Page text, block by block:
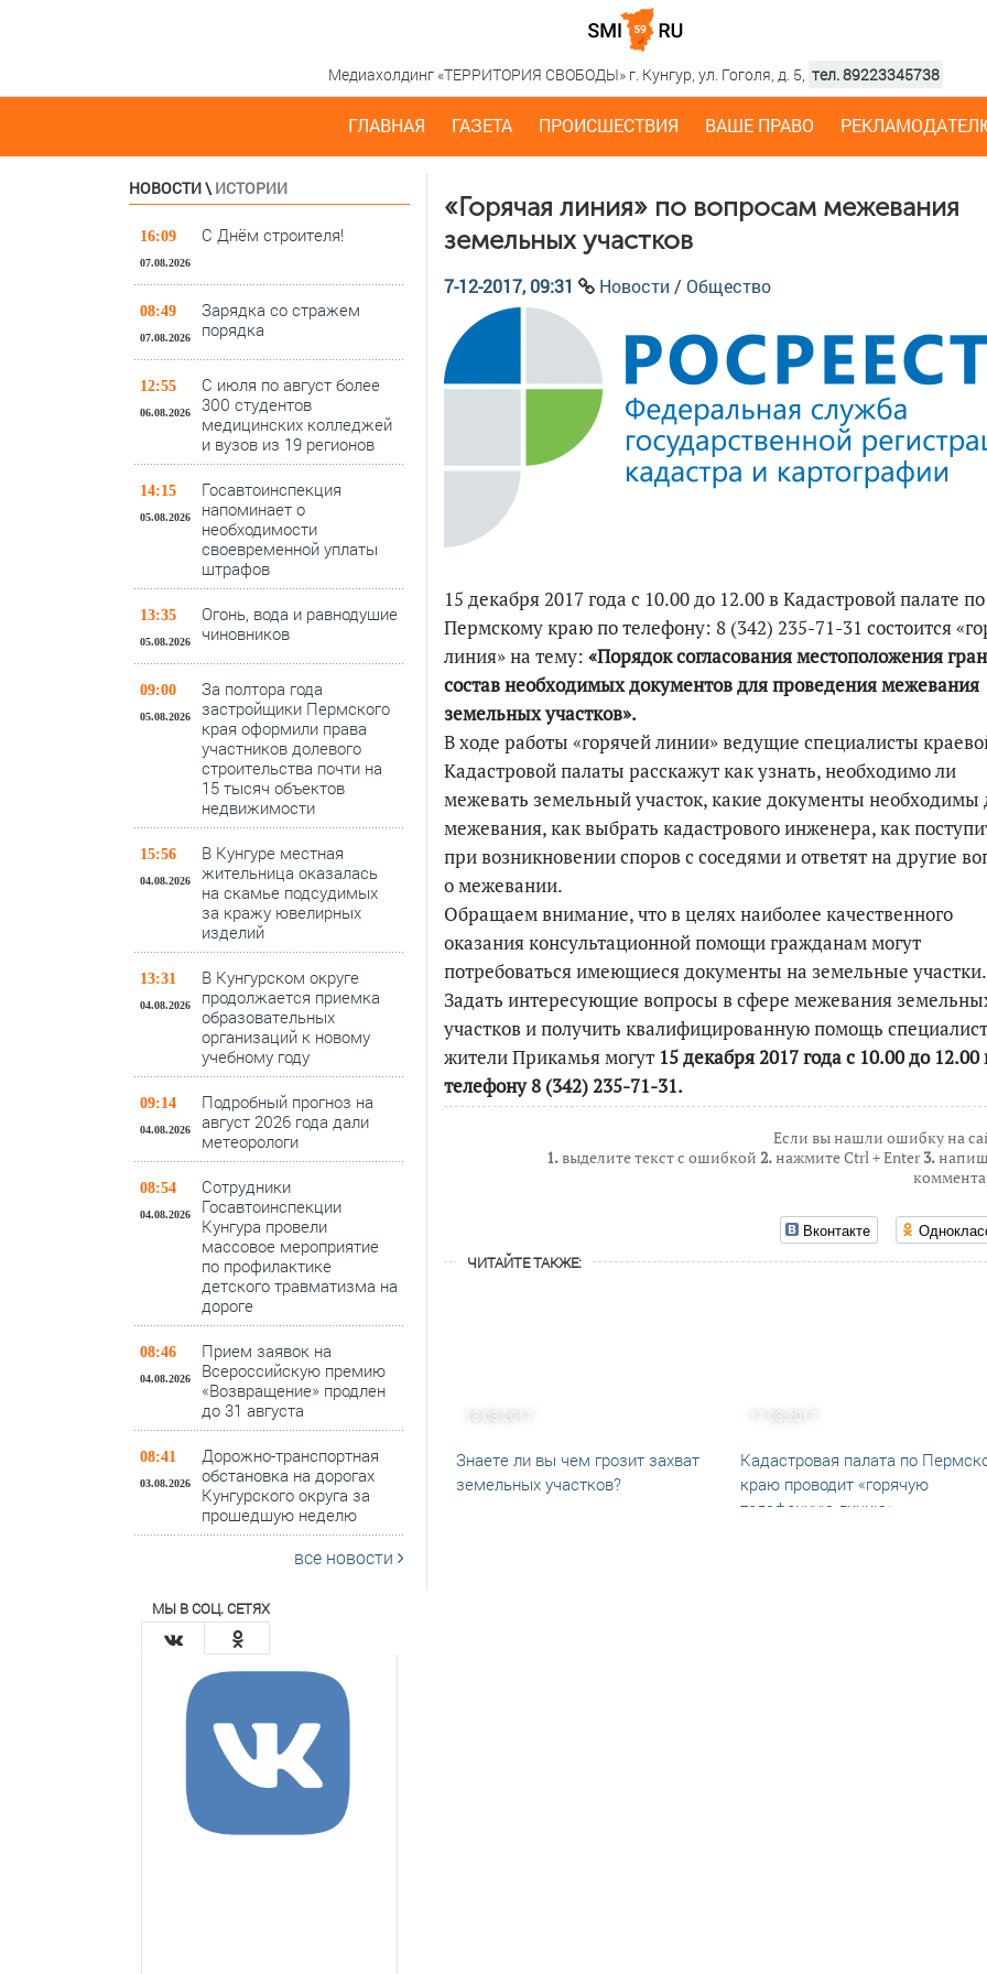
Медиахолдинг «ТЕРРИТОРИЯ СВОБОДЫ» г. Кунгур, ул. Гоголя, д. 5, тел. 89223345738
ГЛАВНАЯ ГАЗЕТА ПРОИСШЕСТВИЯ ВАШЕ ПРАВО
НОВОСТИ\ ИСТОРИИ
16:09
07.08.2026
С Днём строителя!
08:49
07.08.2026
Зарядка со стражем
порядка
12:55
06.08.2026
С июля по август более
300 студентов
медицинских колледжей
и вузов из 19 регионов
14:15
05.08.2026
Госавтоинспекция
напоминает о
необходимости
своевременной уплаты
штрафов
13:35
05.08.2026
Огонь, вода и равнодушие
чиновников
09:00
05.08.2026
За полтора года
застройщики Пермского
края оформили права
участников долевого
строительства почти на
15 тысяч объектов
недвижимости
15:56
04.08.2026
В Кунгуре местная
жительница оказалась
на скамье подсудимых
за кражу ювелирных
изделий
13:31
04.08.2026
В Кунгурском округе
продолжается приемка
образовательных
организаций к новому
учебному году
09:14
04.08.2026
Подробный прогноз на
август 2026 года дали
метеорологи
08:54
04.08.2026
Сотрудники
Госавтоинспекции
Кунгура провели
массовое мероприятие
по профилактике
детского травматизма на
дороге
08:46
04.08.2026
Прием заявок на
Всероссийскую премию
«Возвращение» продлен
до 31 августа
08:41
03.08.2026
Дорожно-транспортная
обстановка на дорогах
Кунгурского округа за
прошедшую неделю
все новости
МЫ В СОЦ. СЕТЯХ
«Горячая линия» по вопросам межевания
земельных участков
7-12-2017, 09:31 Новости / Общество
15 декабря 2017 года с 10.00 до 12.00 в Кадастровой палате по
Пермскому краю по телефону: 8 (342) 235-71-31 состоится
линия» на тему: «Порядок согласования местоположения
состав необходимых документов для проведения межевания
земельных участков».
В ходе работы «горячей линии» ведущие специалисты
Кадастровой палаты расскажут как узнать, необходимо ли
межевать земельный участок, какие документы необходимы
межевания, как выбрать кадастрового инженера, как
при возникновении споров с соседями и ответят на другие
о межевании.
Обращаем внимание, что в целях наиболее качественного
оказания консультационной помощи гражданам могут
потребоваться имеющиеся документы на земельные участки.
Задать интересующие вопросы в сфере межевания
участков и получить квалифицированную помощь
жители Прикамья могут 15 декабря 2017 года с 10.00 до 12.00
телефону 8 (342) 235-71-31.
Если вы нашли ошибку на
1.выделите текст с ошибкой 2.нажмите Ctrl + Enter3.
Вконтакте
ЧИТАЙТЕ ТАКЖЕ:
18.08.2017
Знаете ли вы чем грозит захват
земельных участков?
17.08.2017
Кадастровая палата по
краю проводит «горячую
телефонную линию»